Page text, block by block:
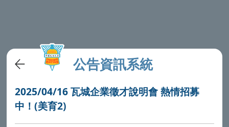
公告資訊系統
2025/04/16 瓦城企業徵才說明會 熱情招募
中！(美育2)